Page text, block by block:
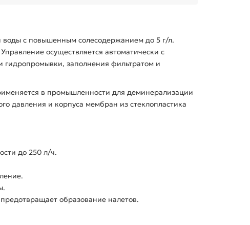
воды с повышенным солесодержанием до 5 г/л.
осуществляется автоматически с
заполнения фильтратом и
в промышленности для деминерализации
давления и корпуса мембран из стеклопластика
до 250 л/ч.
образование налетов.